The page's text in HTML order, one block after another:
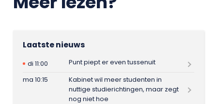
Laatste nieuws
di 11:00
Punt piept er even tussenuit
ma 10:15
Kabinet wil meer studenten in
nuttige studierichtingen, maar zegt
nog niet hoe